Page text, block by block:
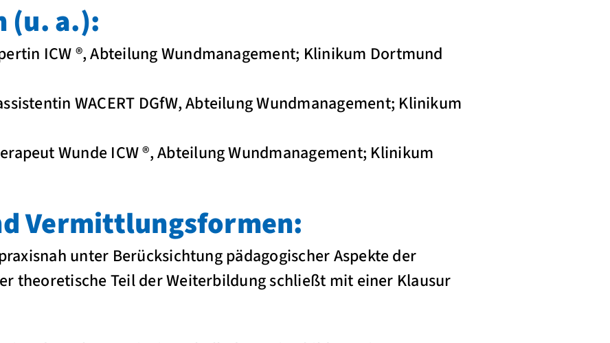
(u. a.):
ICW ®, Abteilung Wundmanagement; Klinikum Dortmund
WACERT DGfW, Abteilung Wundmanagement; Klinikum
Wunde ICW ®, Abteilung Wundmanagement; Klinikum
Vermittlungsformen:
unter Berücksichtung pädagogischer Aspekte der
theoretische Teil der Weiterbildung schließt mit einer Klausur